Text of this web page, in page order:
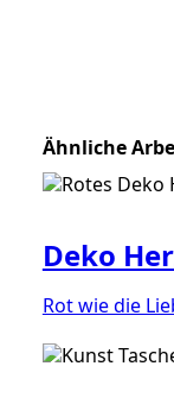
Ähnliche
Deko
Rot wie die